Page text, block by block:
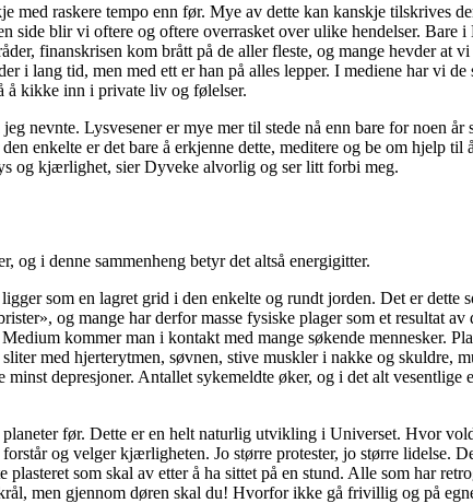
med raskere tempo enn før. Mye av dette kan kanskje tilskrives
side blir vi oftere og oftere overrasket over ulike hendelser. Bare i
finanskrisen kom brått på de aller fleste, og mange hevder at vi
i lang tid, men med ett er han på alles lepper. I mediene har vi de
å kikke inn i private liv og følelser.
nevnte. Lysvesener er mye mer til stede nå enn bare for noen år
enkelte er det bare å erkjenne dette, meditere og be om hjelp til
og kjærlighet, sier Dyveke alvorlig og ser litt forbi meg.
og i denne sammenheng betyr det altså energigitter.
som en lagret grid i den enkelte og rundt jorden. Det er dette
og mange har derfor masse fysiske plager som et resultat av
kommer man i kontakt med mange søkende mennesker.
med hjerterytmen, søvnen, stive muskler i nakke og skuldre,
depresjoner. Antallet sykemeldte øker, og i det alt vesentlige
før. Dette er en helt naturlig utvikling i Universet. Hvor
og velger kjærligheten. Jo større protester, jo større lidelse.
som skal av etter å ha sittet på en stund. Alle som har
men gjennom døren skal du! Hvorfor ikke gå frivillig og på